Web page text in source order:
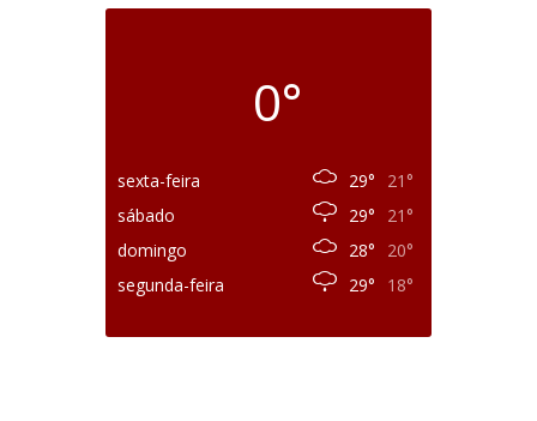
0°
sexta-feira 29°
21°
sábado
29°
21°
domingo
28°
20°
segunda-feira
29° 18°